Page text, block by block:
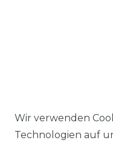
Ähnlicher
Wir verwenden
Technologien auf